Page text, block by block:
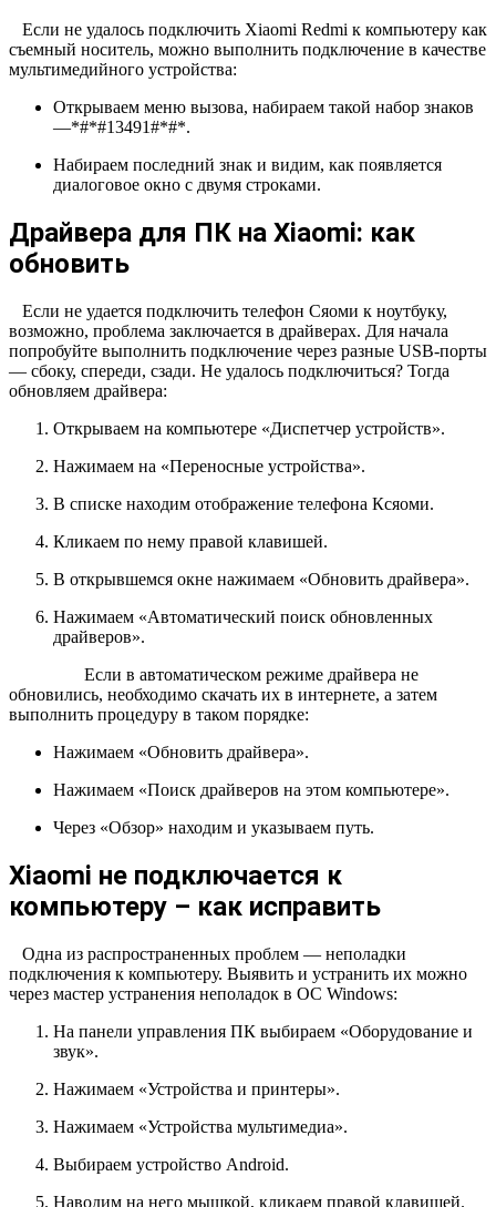
Если не удалось подключить Xiaomi Redmi к компьютеру как
съемный носитель, можно выполнить подключение в качестве
мультимедийного устройства:
Открываем меню вызова, набираем такой набор знаков
—*#*#13491#*#*.
Набираем последний знак и видим, как появляется
диалоговое окно с двумя строками.
Драйвера для ПК на Xiaomi: как
обновить
Если не удается подключить телефон Сяоми к ноутбуку,
возможно, проблема заключается в драйверах. Для начала
попробуйте выполнить подключение через разные USB-порты
— сбоку, спереди, сзади. Не удалось подключиться? Тогда
обновляем драйвера:
Открываем на компьютере «Диспетчер устройств».
Нажимаем на «Переносные устройства».
В списке находим отображение телефона Ксяоми.
Кликаем по нему правой клавишей.
В открывшемся окне нажимаем «Обновить драйвера».
Нажимаем «Автоматический поиск обновленных
драйверов».
Если в автоматическом режиме драйвера не
обновились, необходимо скачать их в интернете, а затем
выполнить процедуру в таком порядке:
Нажимаем «Обновить драйвера».
Нажимаем «Поиск драйверов на этом компьютере».
Через «Обзор» находим и указываем путь.
Xiaomi не подключается к
компьютеру – как исправить
Одна из распространенных проблем — неполадки
подключения к компьютеру. Выявить и устранить их можно
через мастер устранения неполадок в ОС Windows:
На панели управления ПК выбираем «Оборудование и
звук».
Нажимаем «Устройства и принтеры».
Нажимаем «Устройства мультимедиа».
Выбираем устройство Android.
Наводим на него мышкой, кликаем правой клавишей.